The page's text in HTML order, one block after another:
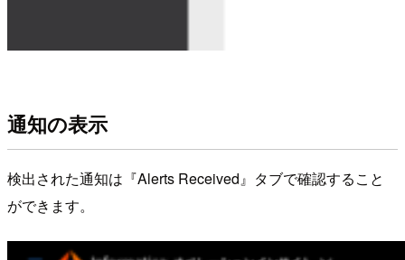
通知の表示
検出された通知は『Alerts Received』タブで確認すること
ができます。